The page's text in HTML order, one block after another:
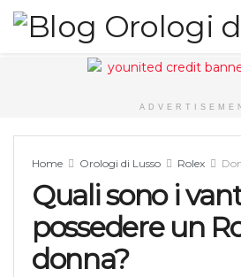
Home Orologi di Lusso Rolex
Quali sono i
possedere un
donna?